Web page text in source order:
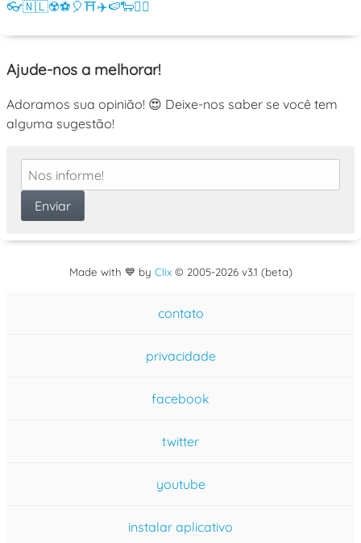
👓🇳🇱☢️⚽ 🎈⛩️✈️🍉🐑💁‍♀️
Ajude-nos a melhorar!
Adoramos sua opinião! 😍 Deixe-nos saber se você tem
alguma sugestão!
Made with 💙 by Clix© 2005-2026 v3.1 (beta)
contato
privacidade
facebook
twitter
youtube
instalar aplicativo